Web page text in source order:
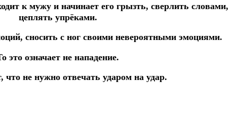
к мужу и начинает его грызть, сверлить словами,
цеплять упрёками.
сносить с ног своими невероятными эмоциями.
это означает не нападение.
что не нужно отвечать ударом на удар.